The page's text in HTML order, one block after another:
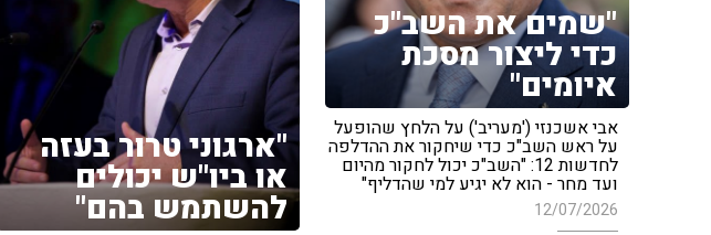
"שמים את השב"כ
כדי ליצור מסכת
איומים"
אבי אשכנזי ('מעריב') על הלחץ שהופעל
על ראש השב"כ כדי שיחקור את ההדלפה
לחדשות 12: "השב"כ יכול לחקור מהיום
ועד מחר - הוא לא יגיע למי שהדליף"
12/07/2026
"ארגוני טרור בעזה
או ביו"ש יכולים
להשתמש בהם"